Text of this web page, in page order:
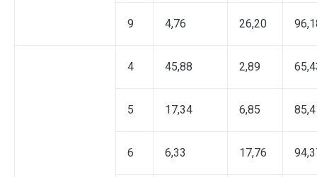
9 4,76 26,20
4 45,88 2,89
5 17,34 6,85
6 6,33 17,76